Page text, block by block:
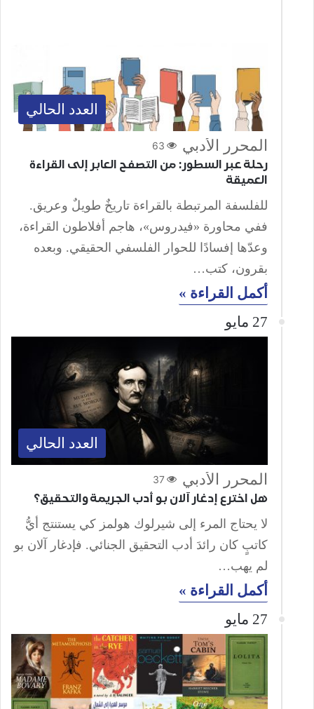
العدد الحالي
المحرر الأدبي 63
رحلة عبر السطور: من التصفح العابر إلى القراءة
العميقة
للفلسفة المرتبطة بالقراءة تاريخٌ طويلٌ وعريق.
ففي محاورة «فيدروس»، هاجم أفلاطون القراءة،
وعدّها إفسادًا للحوار الفلسفي الحقيقي. وبعده
بقرون، كتب…
أكمل القراءة »
27 مايو
العدد الحالي
المحرر الأدبي 37
هل اخترع إدغار آلان بو أدب الجريمة والتحقيق؟
لا يحتاج المرء إلى شيرلوك هولمز كي يستنتج أيُّ
كاتبٍ كان رائدَ أدب التحقيق الجنائي. فإدغار آلان بو
لم يهب…
أكمل القراءة »
27 مايو